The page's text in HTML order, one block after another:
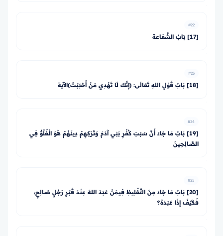
#22
[17] بَابُ الشَّفاعة
#23
[18] بَابُ قَوْلِ اللهِ تَعَالَى: ﴿إِنَّكَ لَا تَهْدِي مَنْ أَحْبَبْتَ﴾الآية
#24
[19] بَابُ مَا جَاءَ أَنَّ سَبَبَ كُفْرِ بَنِي آدَمَ وَتَرْكِهِمْ دِينَهُمْ هُوَ الْغُلُوُّ فِي
الصَّالِحِينَ
#25
[20] بَابُ مَا جَاءَ مِنَ التَّغْلِيظِ فِيمَنْ عَبَدَ اللهَ عِنْدَ قَبْرِ رَجُلٍ صَالِحٍ،
فَكَيْفَ إِذَا عَبَدَهُ؟